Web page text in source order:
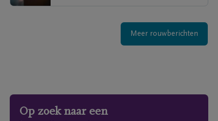
Meer rouwberichten
Op zoek naar een